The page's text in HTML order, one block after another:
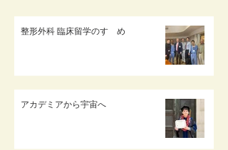
整形外科 臨床留学のすゝめ
アカデミアから宇宙へ